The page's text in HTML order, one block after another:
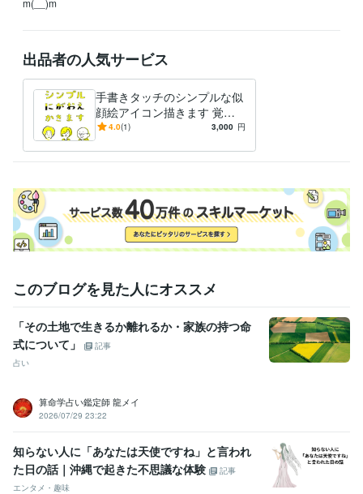
出品者の人気サービス
手書きタッチのシンプルな似
顔絵アイコン描きます 覚え
やすく・親しみやすい似顔絵
4.0(1) 3,000 円
このブログを見た人にオススメ
「その土地で生きるか離れるか・家族の持つ命
式について」
記事
占い
算命学占い鑑定師 龍メイ
2026/07/29 23:22
知らない人に「あなたは天使ですね」と言われ
た日の話｜沖縄で起きた不思議な体験
記事
エンタメ・趣味